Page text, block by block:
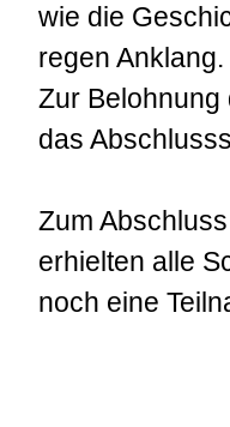
wie die
regen Anklang.
Zur Belohnung
das
Zum
erhielten alle
noch eine